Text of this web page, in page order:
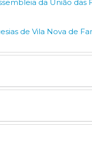
da União das
de Vila Nova de